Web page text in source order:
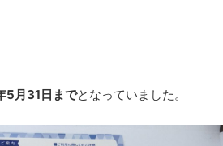
5月31日までとなっていました。